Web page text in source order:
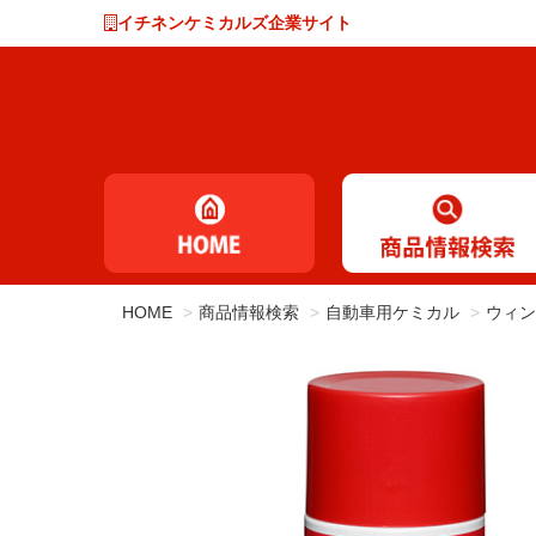
イチネンケミカルズ企業サイト
HOME 商品情報検索 自動車用ケミカル ウィ